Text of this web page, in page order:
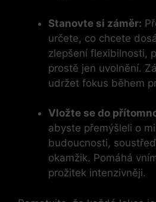
Stanovte si záměr:
určete, co chcete
zlepšení flexibilnosti,
prostě jen uvolnění.
udržet fokus během
Vložte se do
abyste přemýšleli o
budoucnosti,
okamžik. Pomáhá
prožitek intenzivněji.